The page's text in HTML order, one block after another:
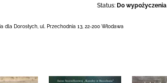
Status: Do wypożyczenia
dla Dorosłych, ul. Przechodnia 13 22-200 Włodawa